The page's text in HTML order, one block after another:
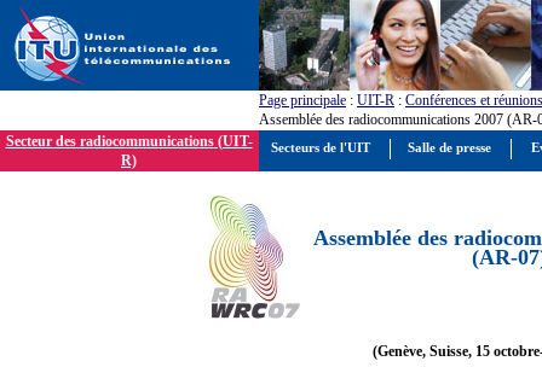
Page principale : UIT-R : Conférences et réunions
Assemblée des radiocommunications 2007 (AR-
Secteur des radiocommunications (UIT-
R)
Assemblée des
(AR-
(Genève, Suisse, 15
Secteurs de l'UIT Salle de presse